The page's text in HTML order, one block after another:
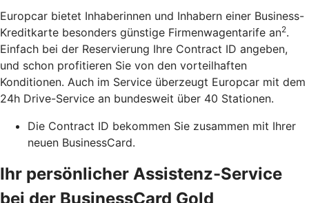
Europcar bietet Inhaberinnen und Inhabern einer Business-
Kreditkarte besonders günstige Firmenwagentarife an2.
Einfach bei der Reservierung Ihre Contract ID angeben,
und schon profitieren Sie von den vorteilhaften
Konditionen. Auch im Service überzeugt Europcar mit dem
24h Drive-Service an bundesweit über 40 Stationen.
Die Contract ID bekommen Sie zusammen mit Ihrer
neuen BusinessCard.
Ihr persönlicher Assistenz-Service
bei der BusinessCard Gold